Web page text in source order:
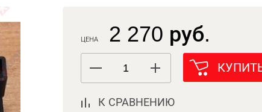
ЦЕНА 2 270 руб.
К СРАВНЕНИЮ